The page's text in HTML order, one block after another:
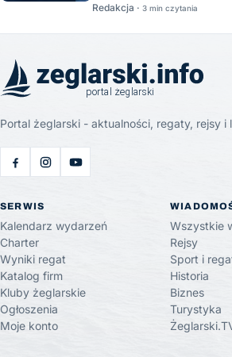
Redakcja · 3 min czytania
Portal żeglarski - aktualności, regaty, rejsy i
SERWIS
Kalendarz wydarzeń
Charter
Wyniki regat
Katalog firm
Kluby żeglarskie
Ogłoszenia
Moje konto
Wszystkie
Rejsy
Sport i
Historia
Biznes
Turystyka